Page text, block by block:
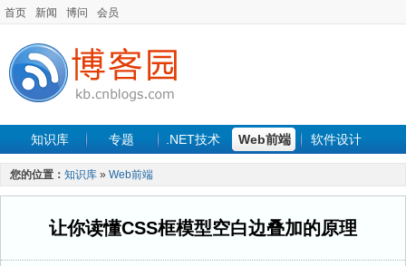
首页 新闻 博问 会员
知识库 专题 .NET技术 Web前端 软件设计
手机开发 软件工程
最新文章
您的位置： 知识库 » Web前端
让你读懂CSS框模型空白边叠加的原理